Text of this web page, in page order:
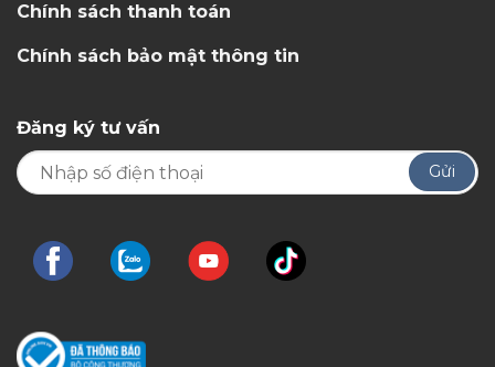
Chính sách thanh toán
Chính sách bảo mật thông tin
Đăng ký tư vấn